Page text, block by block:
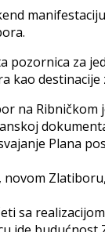
pozornica za
kao
na
Plana
sa